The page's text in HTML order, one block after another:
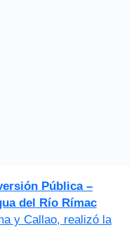
Pública –
del Río Rímac
y Callao, realizó la